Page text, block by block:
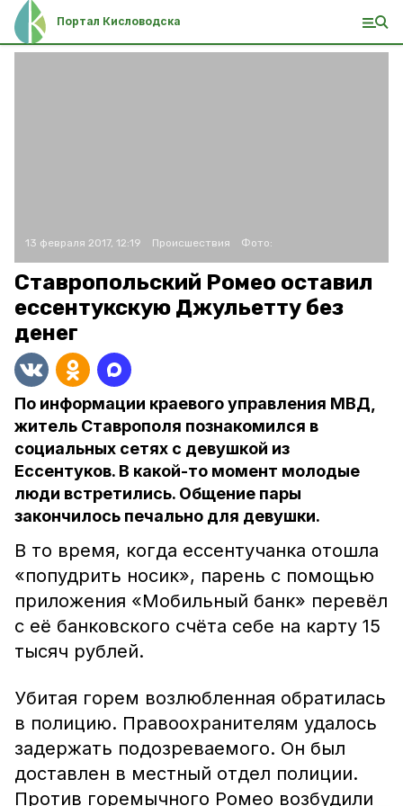
Портал Кисловодска
13 февраля 2017, 12:19 Происшествия Фото:
Ставропольский Ромео оставил
ессентукскую Джульетту без
денег
По информации краевого управления МВД,
житель Ставрополя познакомился в
социальных сетях с девушкой из
Ессентуков. В какой-то момент молодые
люди встретились. Общение пары
закончилось печально для девушки.
В то время, когда ессентучанка отошла
«попудрить носик», парень с помощью
приложения «Мобильный банк» перевёл
с её банковского счёта себе на карту 15
тысяч рублей.
Убитая горем возлюбленная обратилась
в полицию. Правоохранителям удалось
задержать подозреваемого. Он был
доставлен в местный отдел полиции.
Против горемычного Ромео возбудили